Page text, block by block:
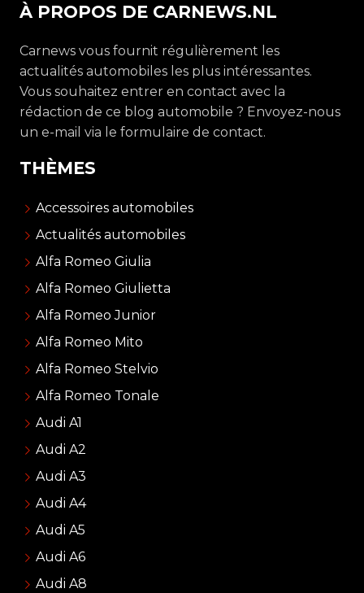
À PROPOS DE CARNEWS.NL
Carnews vous fournit régulièrement les
actualités automobiles les plus intéressantes.
Vous souhaitez entrer en contact avec la
rédaction de ce blog automobile ? Envoyez-nous
un e-mail via le formulaire de contact.
THÈMES
Accessoires automobiles
Actualités automobiles
Alfa Romeo Giulia
Alfa Romeo Giulietta
Alfa Romeo Junior
Alfa Romeo Mito
Alfa Romeo Stelvio
Alfa Romeo Tonale
Audi A1
Audi A2
Audi A3
Audi A4
Audi A5
Audi A6
Audi A8